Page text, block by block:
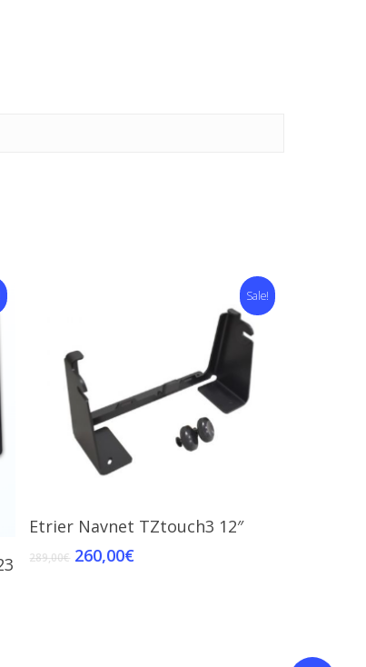
Sale!
Add To Cart
Etrier Navnet TZtouch3 12″
289,00€ 260,00€